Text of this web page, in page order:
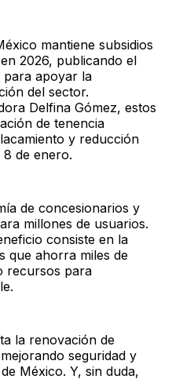
mantiene subsidios
2026, publicando el
para apoyar la
del sector.
Delfina Gómez, estos
de tenencia
y reducción
8 de enero.
de concesionarios y
millones de usuarios.
consiste en la
que ahorra miles de
recursos para
la renovación de
seguridad y
México. Y, sin duda,